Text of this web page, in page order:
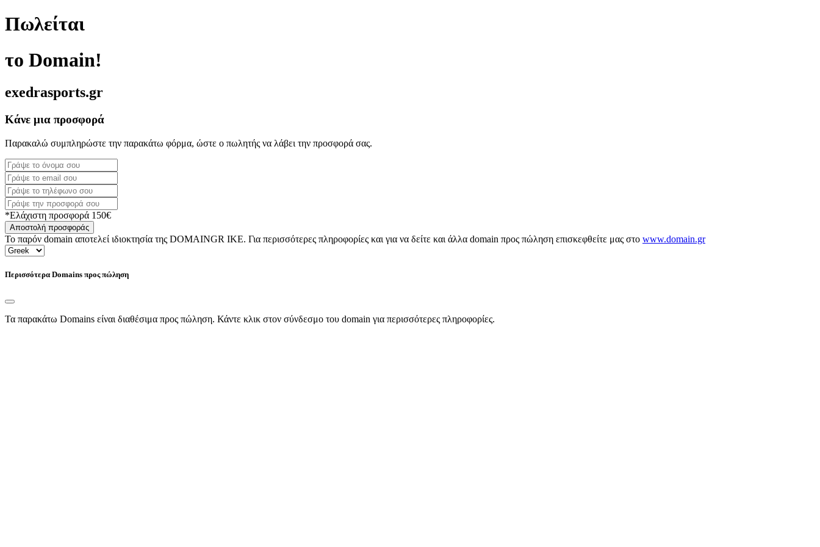
Πωλείται
το Domain!
exedrasports.gr
Κάνε μια προσφορά
Παρακαλώ συμπληρώστε την παρακάτω φόρμα, ώστε ο πωλητής να λάβει την προσφορά σας.
*Ελάχιστη προσφορά 150€
Αποστολή προσφοράς
Το παρόν domain αποτελεί ιδιοκτησία της DOMAINGR ΙΚΕ. Για περισσότερες πληροφορίες και για να δείτε και άλλα domain προς πώληση επισκεφθείτε μας στο www.domain.gr
Περισσότερα Domains προς πώληση
Τα παρακάτω Domains είναι διαθέσιμα προς πώληση. Κάντε κλικ στον σύνδεσμο του domain για περισσότερες πληροφορίες.